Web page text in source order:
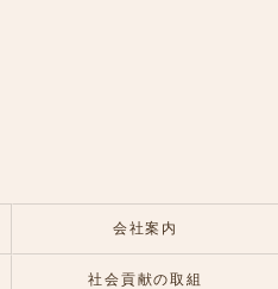
会社案内
社会貢献の取組